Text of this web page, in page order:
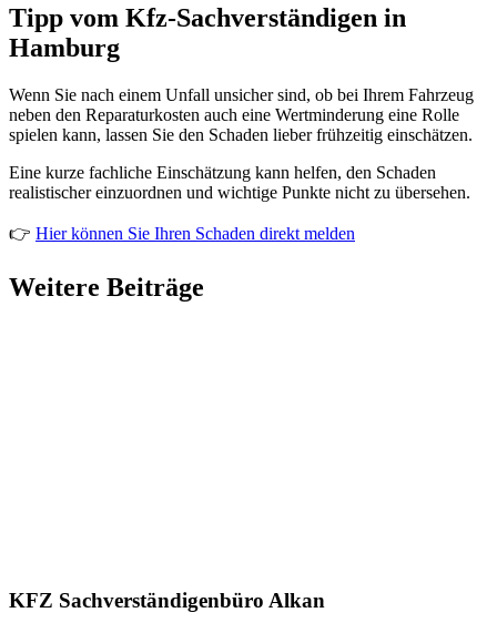
Tipp vom Kfz-Sachverständigen in
Hamburg
Wenn Sie nach einem Unfall unsicher sind, ob bei Ihrem Fahrzeug
neben den Reparaturkosten auch eine Wertminderung eine Rolle
spielen kann, lassen Sie den Schaden lieber frühzeitig einschätzen.
Eine kurze fachliche Einschätzung kann helfen, den Schaden
realistischer einzuordnen und wichtige Punkte nicht zu übersehen.
👉 Hier können Sie Ihren Schaden direkt melden
Weitere Beiträge
KFZ Sachverständigenbüro Alkan